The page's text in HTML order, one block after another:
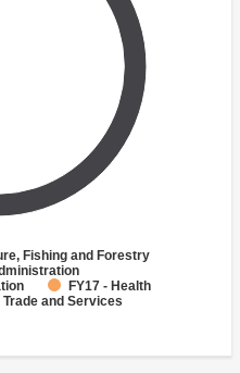
Fishing and Forestry
FY17 - Health
Trade and Services